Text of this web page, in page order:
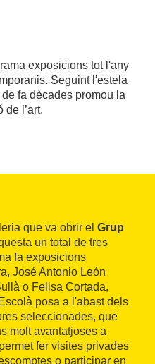
exposicions tot l'any
Seguint l'estela
fa dècades promou la
de l’art.
que va obrir el Grup
un total de tres
fa exposicions
José Antonio León
o Felisa Cortada,
posa a l'abast dels
seleccionades, que
molt avantatjoses a
fer visites privades
o participar en